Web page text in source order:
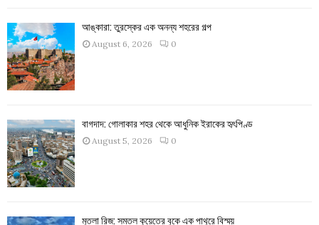
আঙ্কারা: তুরস্কের এক অনন্য শহরের গল্প
August 6, 2026 0
বাগদাদ: গোলাকার শহর থেকে আধুনিক ইরাকের হৃৎপিণ্ড
August 5, 2026 0
মুতলা রিজ: সমতল কুয়েতের বুকে এক পাথুরে বিস্ময়